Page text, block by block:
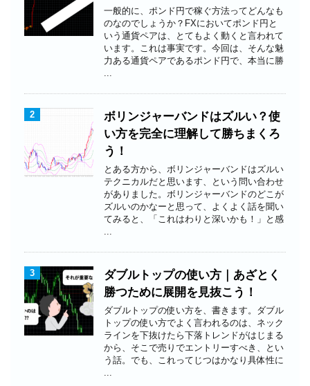
一般的に、ポンド円で稼ぐ方法ってどんなも
のなのでしょうか？FXにおいてポンド円と
いう通貨ペアは、とてもよく動くと言われて
います。これは事実です。今回は、そんな魅
力ある通貨ペアであるポンド円で、本当に勝
2
ボリンジャーバンドはズルい？使
い方を完全に理解して勝ちまくろ
う！
とある方から、ボリンジャーバンドはズルい
テクニカルだと思います、という問い合わせ
がありました。ボリンジャーバンドのどこが
ズルいのかなーと思って、よくよく話を聞い
てみると、「これはわりと深いかも！」と感
3
ダブルトップの使い方｜あざとく
勝つために展開を見抜こう！
ダブルトップの使い方を、書きます。ダブル
トップの使い方でよく言われるのは、ネック
ラインを下抜けたら下落トレンドがはじまる
から、そこで売りでエントリーすべき、とい
う話。でも、これってじつはかなり具体性に